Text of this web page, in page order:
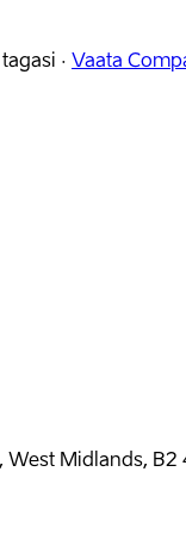
· Vaata
Midlands, B2